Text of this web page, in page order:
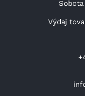
Výdaj